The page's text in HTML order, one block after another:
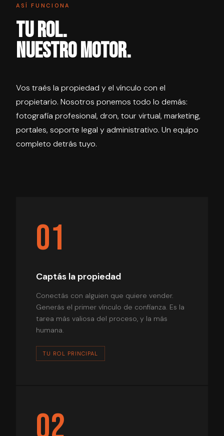
ASÍ FUNCIONA
TU ROL.
NUESTRO MOTOR.
Vos traés la propiedad y el vínculo con el
propietario. Nosotros ponemos todo lo demás:
fotografía profesional, dron, tour virtual, marketing,
portales, soporte legal y administrativo. Un equipo
completo detrás tuyo.
01
Captás la propiedad
Conectás con alguien que quiere vender.
Generás el primer vínculo de confianza. Es la
tarea más valiosa del proceso, y la más
humana.
TU ROL PRINCIPAL